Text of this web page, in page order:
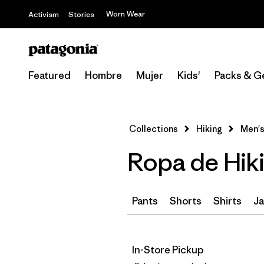
Activism Stories Worn Wear
Featured Hombre Mujer Kids' Packs &
Collections Hiking
Ropa de
Pants Shorts Shirts
In-Store Pickup